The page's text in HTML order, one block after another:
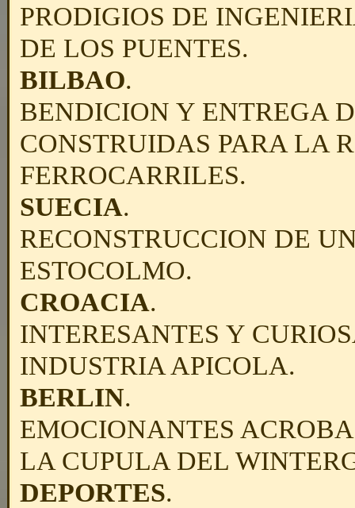
PRODIGIOS DE
DE LOS PUENTES.
BILBAO.
BENDICION Y ENTREGA
CONSTRUIDAS PARA LA
FERROCARRILES.
SUECIA.
RECONSTRUCCION DE
ESTOCOLMO.
CROACIA.
INTERESANTES Y
INDUSTRIA APICOLA.
BERLIN.
EMOCIONANTES
LA CUPULA DEL
DEPORTES.